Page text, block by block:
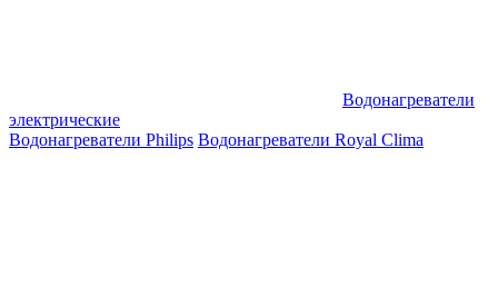
Водонагреватели
электрические
Водонагреватели Philips Водонагреватели Royal Clima